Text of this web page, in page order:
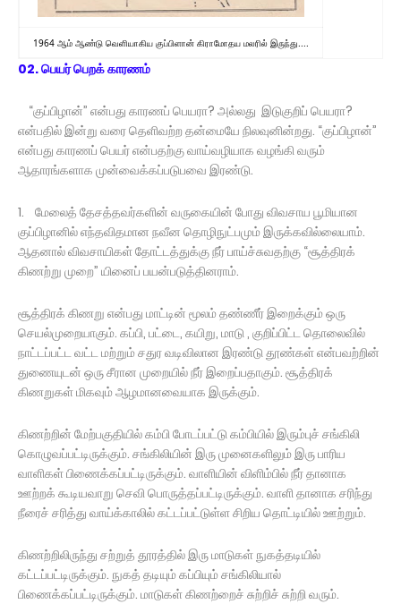
1964 ஆம் ஆண்டு வெளியாகிய குப்பிளான் கிராமோதய மலரில் இருந்து....
02. பெயர் பெறக் காரணம்
“குப்பிழான்” என்பது காரணப் பெயரா? அல்லது இடுகுறிப் பெயரா?
என்பதில் இன்று வரை தெளிவற்ற தன்மையே நிலவுனின்றது. “குப்பிழான்”
என்பது காரணப் பெயர் என்பதற்கு வாய்வழியாக வழங்கி வரும்
ஆதாரங்களாக முன்வைக்கப்படுபவை இரண்டு.
1. மேலைத் தேசத்தவர்களின் வருகையின் போது விவசாய பூமியான
குப்பிழானில் எந்தவிதமான நவீன தொழிநுட்பமும் இருக்கவில்லையாம்.
ஆதனால் விவசாயிகள் தோட்டத்துக்கு நீர் பாய்ச்சுவதற்கு “சூத்திரக்
கிணற்று முறை” யினைப் பயன்படுத்தினராம்.
சூத்திரக் கிணறு என்பது மாட்டின் மூலம் தண்ணீர் இறைக்கும் ஒரு
செயல்முறையாகும். கப்பி, பட்டை, கயிறு, மாடு , குறிப்பிட்ட தொலைவில்
நாட்டப்பட்ட வட்ட மற்றும் சதுர வடிவிலான இரண்டு தூண்கள் என்பவற்றின்
துணையுடன் ஒரு சீரான முறையில் நீர் இறைப்பதாகும். சூத்திரக்
கிணறுகள் மிகவும் ஆழமானவையாக இருக்கும்.
கிணற்றின் மேற்பகுதியில் கம்பி போடப்பட்டு கம்பியில் இரும்புச் சங்கிலி
கொழுவப்பட்டிருக்கும். சங்கிலியின் இரு முனைகளிலும் இரு பாரிய
வாளிகள் பிணைக்கப்பட்டிருக்கும். வாளியின் விளிம்பில் நீர் தானாக
ஊற்றக் கூடியவாறு செவி பொருத்தப்பட்டிருக்கும். வாளி தானாக சரிந்து
நீரைச் சரித்து வாய்க்காலில் கட்டப்பட்டுள்ள சிறிய தொட்டியில் ஊற்றும்.
கிணற்றிலிருந்து சற்றுத் தூரத்தில் இரு மாடுகள் நுகத்தடியில்
கட்டப்பட்டிருக்கும். நுகத் தடியும் கப்பியும் சங்கிலியால்
பிணைக்கப்பட்டிருக்கும். மாடுகள் கிணற்றைச் சுற்றிச் சுற்றி வரும்.